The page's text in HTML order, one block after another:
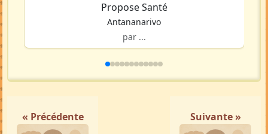
Propose Santé
Antananarivo
par ...
« Précédente Suivante »